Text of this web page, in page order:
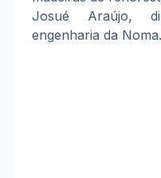
Josué Araújo,
engenharia da Noma.